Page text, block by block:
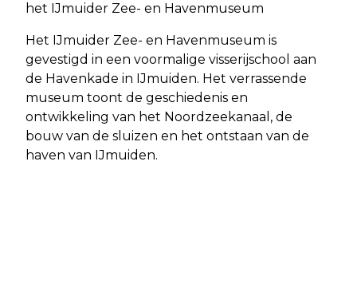
het IJmuider Zee- en Havenmuseum
Het IJmuider Zee- en Havenmuseum is
gevestigd in een voormalige visserijschool aan
de Havenkade in IJmuiden. Het verrassende
museum toont de geschiedenis en
ontwikkeling van het Noordzeekanaal, de
bouw van de sluizen en het ontstaan van de
haven van IJmuiden.